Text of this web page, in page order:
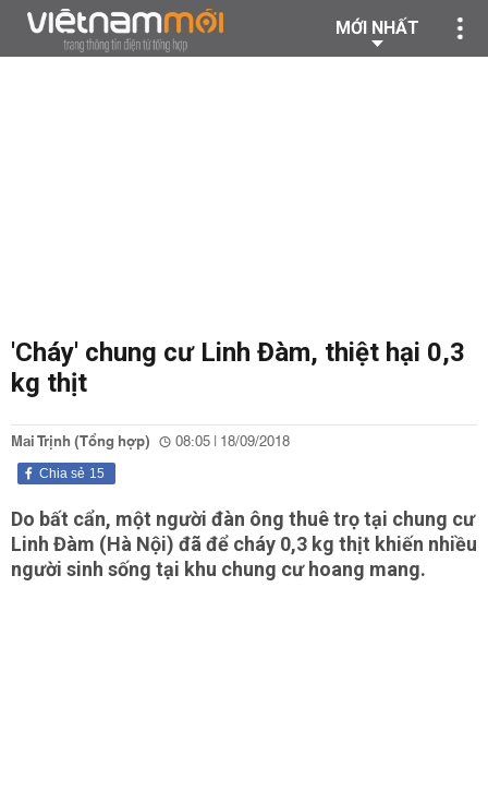
MỚI NHẤT
'Cháy' chung cư Linh Đàm, thiệt hại 0,3
kg thịt
Mai Trịnh (Tổng hợp) 08:05 | 18/09/2018
15
Chia sẻ
Do bất cẩn, một người đàn ông thuê trọ tại chung cư
Linh Đàm (Hà Nội) đã để cháy 0,3 kg thịt khiến nhiều
người sinh sống tại khu chung cư hoang mang.